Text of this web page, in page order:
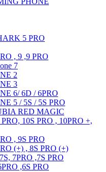
5 PRO
, 9 ,9 PRO
7
2
3
6/ 6D / 6PRO
5 / 5S / 5S PRO
RED MAGIC
10S PRO , 10PRO +,
, 9S PRO
(+) , 8S PRO (+)
7PRO ,7S PRO
,6S PRO